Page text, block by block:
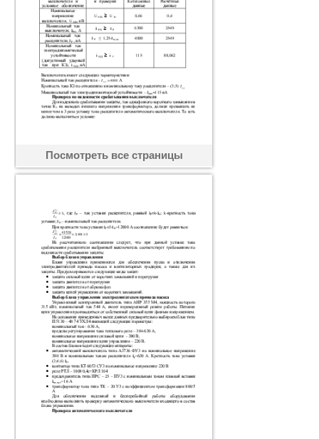
Посмотреть все страницы